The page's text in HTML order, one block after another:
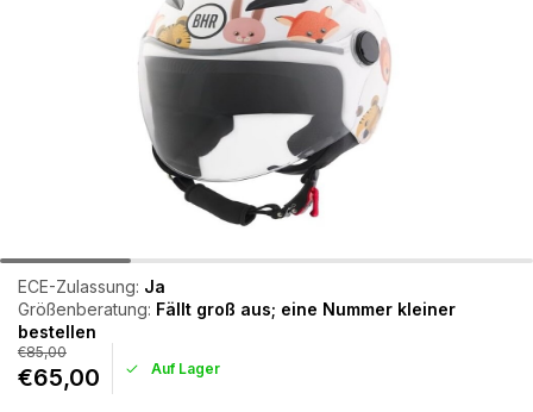
ECE-Zulassung: Ja
Größenberatung: Fällt groß aus; eine Nummer kleiner
bestellen
€85,00
€65,00 Auf Lager